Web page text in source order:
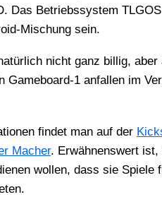
Das Betriebs­sys­tem
Mischung sein.
nicht ganz bil­lig,
Gameboard‑1 anfal­len im
fin­det man auf der
Macher. Erwäh­nens­wert
wol­len, dass sie Spie­le